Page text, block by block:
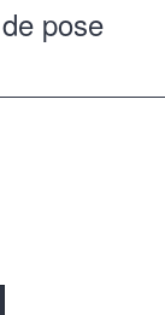
pose